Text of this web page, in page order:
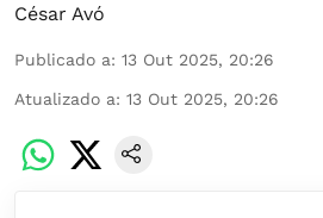
César Avó
Publicado a: 13 Out 2025, 20:26
Atualizado a: 13 Out 2025, 20:26